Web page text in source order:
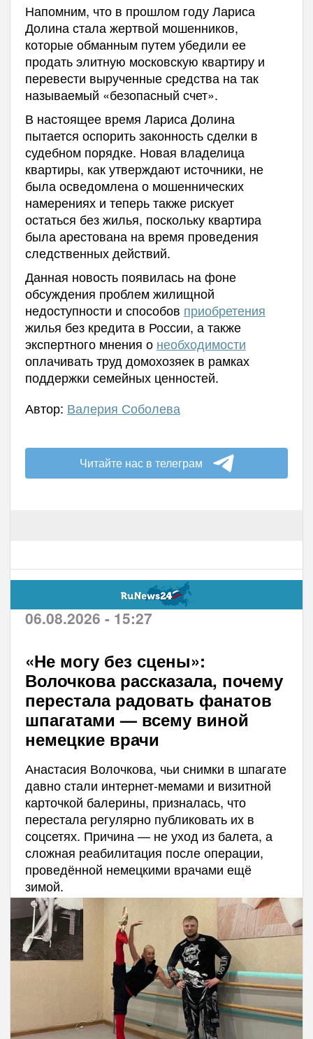
Напомним, что в прошлом году Лариса
Долина стала жертвой мошенников,
которые обманным путем убедили ее
продать элитную московскую квартиру и
перевести вырученные средства на так
называемый «безопасный счет».
В настоящее время Лариса Долина
пытается оспорить законность сделки в
судебном порядке. Новая владелица
квартиры, как утверждают источники, не
была осведомлена о мошеннических
намерениях и теперь также рискует
остаться без жилья, поскольку квартира
была арестована на время проведения
следственных действий.
Данная новость появилась на фоне
обсуждения проблем жилищной
недоступности и способов приобретения
жилья без кредита в России, а также
экспертного мнения о необходимости
оплачивать труд домохозяек в рамках
поддержки семейных ценностей.
Автор: Валерия Соболева
Читайте нас в телеграм
06.08.2026 - 15:27
«Не могу без сцены»:
Волочкова рассказала, почему
перестала радовать фанатов
шпагатами — всему виной
немецкие врачи
Анастасия Волочкова, чьи снимки в шпагате
давно стали интернет-мемами и визитной
карточкой балерины, призналась, что
перестала регулярно публиковать их в
соцсетях. Причина — не уход из балета, а
сложная реабилитация после операции,
проведённой немецкими врачами ещё
зимой.